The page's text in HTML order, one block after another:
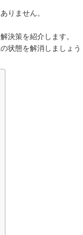
りません。
決策を紹介します。
状態を解消しましょう